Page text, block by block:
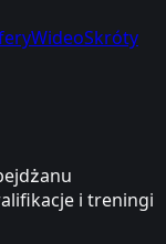
WideoSkróty
i treningi